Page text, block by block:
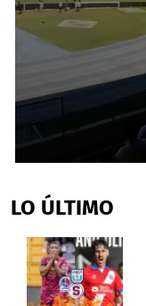
of
1
48
seconds
LO ÚLTIMO